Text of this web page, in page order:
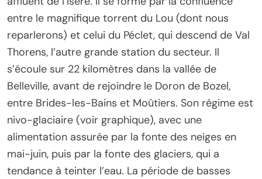
entre le magnifique torrent du Lou (dont nous
reparlerons) et celui du Péclet, qui descend de Val
Thorens, l’autre grande station du secteur. Il
s’écoule sur 22 kilomètres dans la vallée de
Belleville, avant de rejoindre le Doron de Bozel,
entre Brides-les-Bains et Moûtiers. Son régime est
nivo-glaciaire (voir graphique), avec une
alimentation assurée par la fonte des neiges en
mai-juin, puis par la fonte des glaciers, qui a
tendance à teinter l’eau. La période de basses